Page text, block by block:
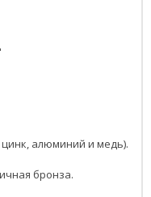
алюминий и медь).
бронза.